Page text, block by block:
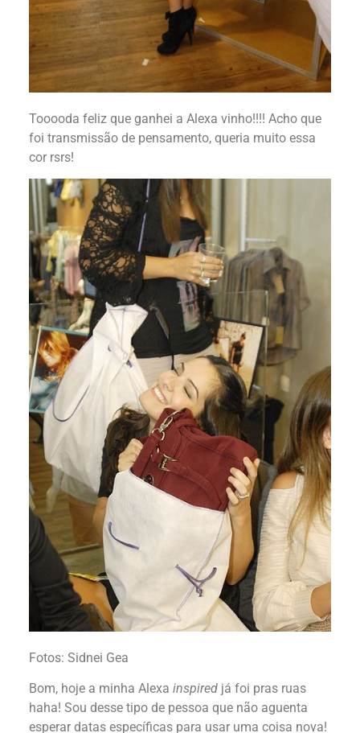
Tooooda feliz que ganhei a Alexa vinho!!!! Acho que
foi transmissão de pensamento, queria muito essa
cor rsrs!
Fotos: Sidnei Gea
Bom, hoje a minha Alexa inspired já foi pras ruas
haha! Sou desse tipo de pessoa que não aguenta
esperar datas específicas para usar uma coisa nova!